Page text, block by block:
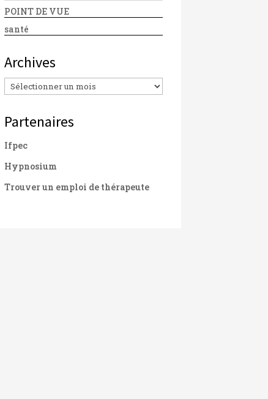
POINT DE VUE
santé
Archives
Archives
Partenaires
Ifpec
Hypnosium
Trouver un emploi de thérapeute